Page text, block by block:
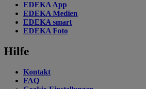
EDEKA App
EDEKA Medien
EDEKA smart
EDEKA Foto
Hilfe
Kontakt
FAQ